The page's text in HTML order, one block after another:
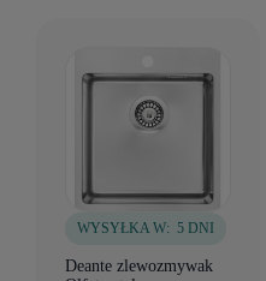
WYSYŁKA W: 5 DNI
Deante zlewozmywak